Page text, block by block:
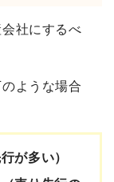
社にするべ
ような場合
が多い）